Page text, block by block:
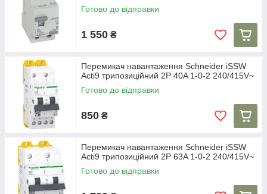
Готово до відправки
1 550 ₴
Перемикач навантаження Schneider iSSW
Acti9 трипозиційний 2P 40A 1-0-2 240/415V~
Готово до відправки
850 ₴
Перемикач навантаження Schneider iSSW
Acti9 трипозиційний 2P 63A 1-0-2 240/415V~
Готово до відправки